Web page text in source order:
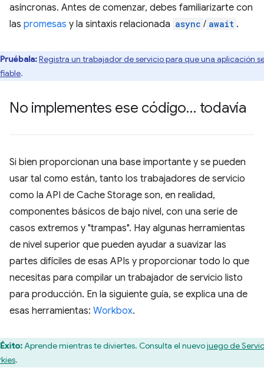
asíncronas. Antes de comenzar, debes familiarizarte con
las promesas y la sintaxis relacionada async / await .
Pruébala:Registra un trabajador de servicio para que una aplicación
.
No implementes ese código… todavía
Si bien proporcionan una base importante y se pueden
usar tal como están, tanto los trabajadores de servicio
como la API de Cache Storage son, en realidad,
componentes básicos de bajo nivel, con una serie de
casos extremos y "trampas". Hay algunas herramientas
de nivel superior que pueden ayudar a suavizar las
partes difíciles de esas APIs y proporcionar todo lo que
necesitas para compilar un trabajador de servicio listo
para producción. En la siguiente guía, se explica una de
esas herramientas: Workbox.
Éxito:Aprende mientras te diviertes. Consulta el nuevojuego de
.